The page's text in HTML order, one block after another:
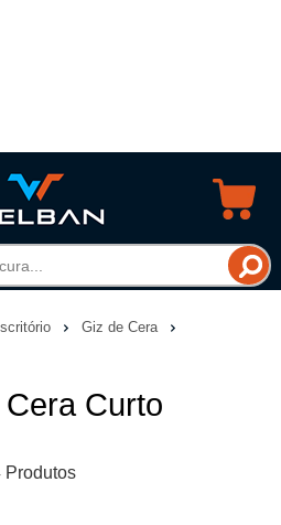
Giz de Cera
Curto